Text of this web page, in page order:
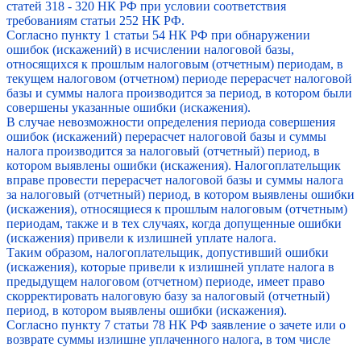
статей 318 - 320 НК РФ при условии соответствия
требованиям статьи 252 НК РФ.
Согласно пункту 1 статьи 54 НК РФ при обнаружении
ошибок (искажений) в исчислении налоговой базы,
относящихся к прошлым налоговым (отчетным) периодам, в
текущем налоговом (отчетном) периоде перерасчет налоговой
базы и суммы налога производится за период, в котором были
совершены указанные ошибки (искажения).
В случае невозможности определения периода совершения
ошибок (искажений) перерасчет налоговой базы и суммы
налога производится за налоговый (отчетный) период, в
котором выявлены ошибки (искажения). Налогоплательщик
вправе провести перерасчет налоговой базы и суммы налога
за налоговый (отчетный) период, в котором выявлены ошибки
(искажения), относящиеся к прошлым налоговым (отчетным)
периодам, также и в тех случаях, когда допущенные ошибки
(искажения) привели к излишней уплате налога.
Таким образом, налогоплательщик, допустивший ошибки
(искажения), которые привели к излишней уплате налога в
предыдущем налоговом (отчетном) периоде, имеет право
скорректировать налоговую базу за налоговый (отчетный)
период, в котором выявлены ошибки (искажения).
Согласно пункту 7 статьи 78 НК РФ заявление о зачете или о
возврате суммы излишне уплаченного налога, в том числе